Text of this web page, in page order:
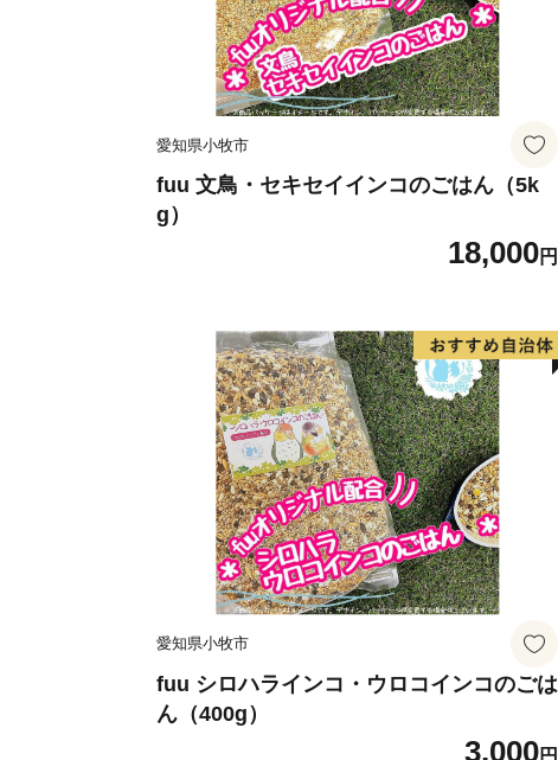
愛知県小牧市
fuu 文鳥・セキセイインコのごはん（5k
g）
18,000円
愛知県小牧市
fuu シロハラインコ・ウロコインコのごは
ん（400g）
3,000円